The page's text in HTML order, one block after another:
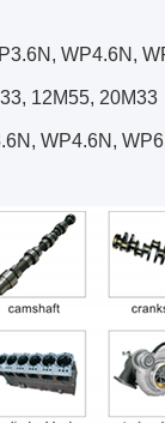
WP4.6N,
12M55, 20M33
WP4.6N,